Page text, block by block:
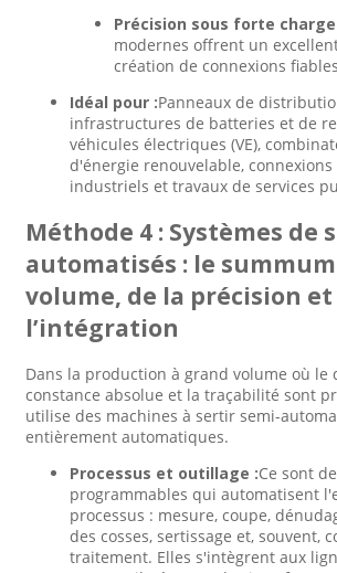
Précision sous forte charge
modernes offrent un
création de connexions
Idéal pour :Panneaux de
infrastructures de batteries et de
véhicules électriques (VE),
d'énergie renouvelable,
industriels et travaux de services
Méthode 4 : Systèmes de
automatisés : le
volume, de la précision et
l’intégration
Dans la production à grand volume où le
constance absolue et la traçabilité sont
utilise des machines à sertir semi-
entièrement automatiques.
Processus et outillage :Ce sont
programmables qui automatisent
processus : mesure, coupe,
des cosses, sertissage et, souvent,
traitement. Elles s'intègrent aux